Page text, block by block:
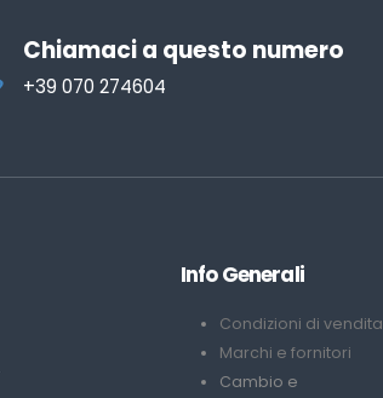
Chiamaci a questo numero
+39 070 274604
Info Generali
Condizioni di vendita
Marchi e fornitori
Cambio e